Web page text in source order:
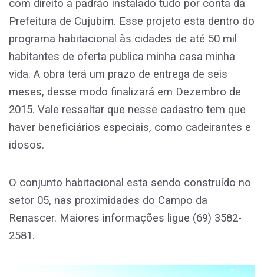
com direito a padrão instalado tudo por conta da
Prefeitura de Cujubim. Esse projeto esta dentro do
programa habitacional às cidades de até 50 mil
habitantes de oferta publica minha casa minha
vida. A obra terá um prazo de entrega de seis
meses, desse modo finalizará em Dezembro de
2015. Vale ressaltar que nesse cadastro tem que
haver beneficiários especiais, como cadeirantes e
idosos.
O conjunto habitacional esta sendo construído no
setor 05, nas proximidades do Campo da
Renascer. Maiores informações ligue (69) 3582-
2581.